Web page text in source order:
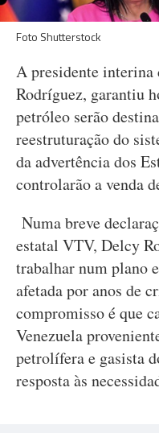
Foto Shutterstock
A presidente interina
Rodríguez, garantiu
petróleo serão
reestruturação do
da advertência dos
controlarão a venda
Numa breve
estatal VTV, Delcy
trabalhar num plano
afetada por anos de
compromisso é que
Venezuela
petrolífera e gasista
resposta às